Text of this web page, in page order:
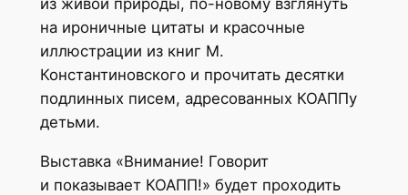
на ироничные цитаты и красочные
иллюстрации из книг М.
Константиновского и прочитать десятки
подлинных писем, адресованных КОАППу
детьми.
Выставка «Внимание! Говорит
и показывает КОАПП!» будет проходить